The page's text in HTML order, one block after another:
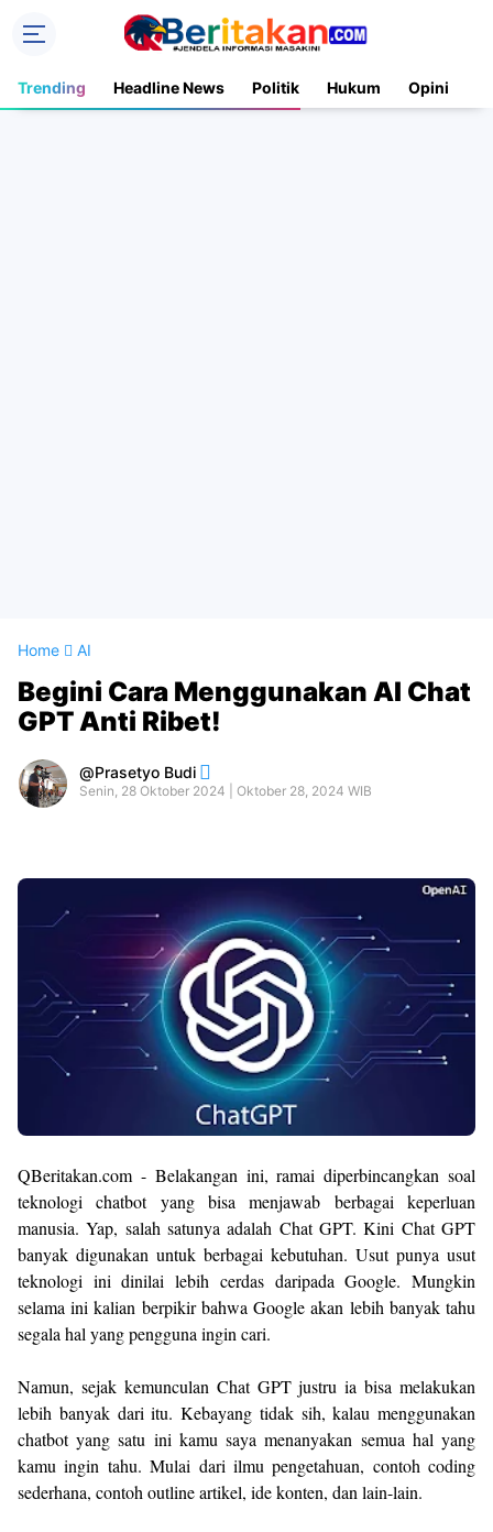
Trending Headline News Politik Hukum Opini
Home AI
Begini Cara Menggunakan AI Chat
GPT Anti Ribet!
Prasetyo Budi
Senin, 28 Oktober 2024 | Oktober 28, 2024 WIB
QBeritakan.com - Belakangan ini, ramai diperbincangkan soal
teknologi chatbot yang bisa menjawab berbagai keperluan
manusia. Yap, salah satunya adalah Chat GPT. Kini Chat GPT
banyak digunakan untuk berbagai kebutuhan. Usut punya usut
teknologi ini dinilai lebih cerdas daripada Google. Mungkin
selama ini kalian berpikir bahwa Google akan lebih banyak tahu
segala hal yang pengguna ingin cari.
Namun, sejak kemunculan Chat GPT justru ia bisa melakukan
lebih banyak dari itu. Kebayang tidak sih, kalau menggunakan
chatbot yang satu ini kamu saya menanyakan semua hal yang
kamu ingin tahu. Mulai dari ilmu pengetahuan, contoh coding
sederhana, contoh outline artikel, ide konten, dan lain-lain.